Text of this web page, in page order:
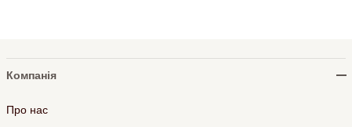
Компанія
Про нас